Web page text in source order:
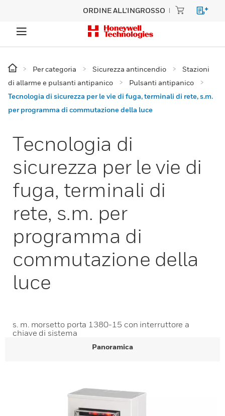
ORDINE ALL'INGROSSO
Per categoria Sicurezza antincendio
Stazioni
di allarme e pulsanti antipanico
Pulsanti antipanico
Tecnologia di sicurezza per le vie di fuga, terminali di rete, s.m.
per programma di commutazione della luce
Tecnologia di
sicurezza per le vie di
fuga, terminali di
rete, s.m. per
programma di
commutazione della
luce
s. m. morsetto porta 1380-15 con interruttore a
chiave di sistema
Panoramica